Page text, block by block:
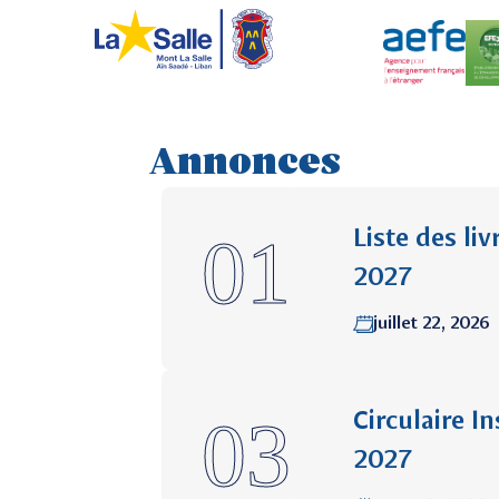
Annonces
Liste des
2027
juillet 22, 2026
Circulaire
2027